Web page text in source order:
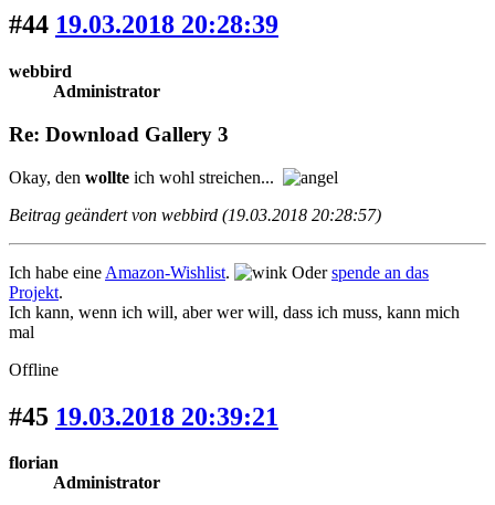
#44 19.03.2018 20:28:39
webbird
Administrator
Re: Download Gallery 3
Okay, den wollte ich wohl streichen...
Beitrag geändert von webbird (19.03.2018 20:28:57)
Ich habe eine Amazon-Wishlist. Oderspende an das
Projekt.
Ich kann, wenn ich will, aber wer will, dass ich muss, kann mich
mal
Offline
#45 19.03.2018 20:39:21
florian
Administrator